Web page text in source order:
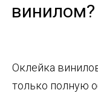
винилом?
Оклейка
только полную